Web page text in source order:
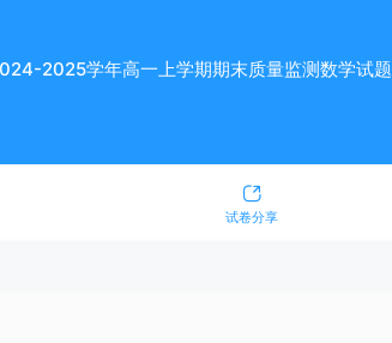
2025学年高一上学期期末质量监测数学试题
试卷分享